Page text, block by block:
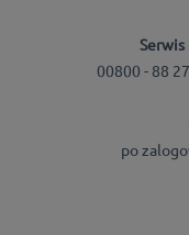
Serwis
00800 - 88
po